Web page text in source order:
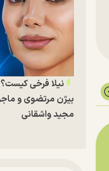
نیلا فرخی
بیژن مرتضوی و
مجید واشقانی